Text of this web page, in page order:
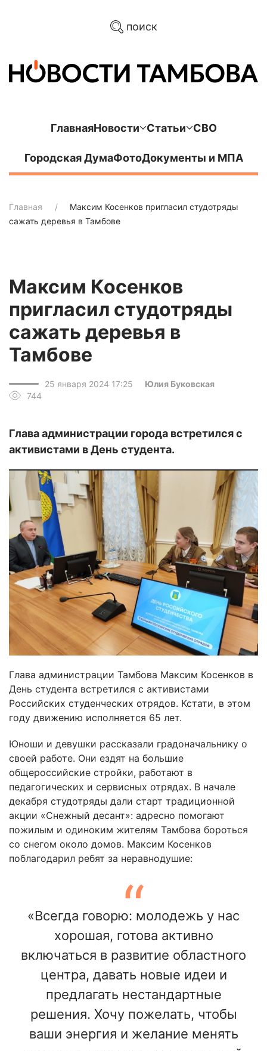
поиск
ГлавнаяНовости Статьи СВО
Городская ДумаФотоДокументы и МПА
Главная
Максим Косенков пригласил студотряды
сажать деревья в Тамбове
Максим Косенков
пригласил студотряды
сажать деревья в
Тамбове
25 января 2024 17:25
Юлия Буковская
744
Глава администрации города встретился с
активистами в День студента.
Глава администрации Тамбова Максим Косенков в
День студента встретился с активистами
Российских студенческих отрядов. Кстати, в этом
году движению исполняется 65 лет.
Юноши и девушки рассказали градоначальнику о
своей работе. Они ездят на большие
общероссийские стройки, работают в
педагогических и сервисных отрядах. В начале
декабря студотряды дали старт традиционной
акции «Снежный десант»: адресно помогают
пожилым и одиноким жителям Тамбова бороться
со снегом около домов. Максим Косенков
поблагодарил ребят за неравнодушие:
«Всегда говорю: молодежь у нас
хорошая, готова активно
включаться в развитие областного
центра, давать новые идеи и
предлагать нестандартные
решения. Хочу пожелать, чтобы
ваши энергия и желание менять